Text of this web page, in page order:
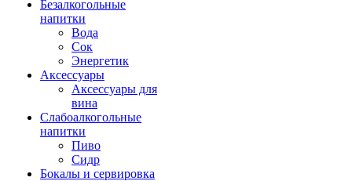
Безалкогольные
напитки
Вода
Сок
Энергетик
Аксессуары
Аксессуары для
вина
Слабоалкогольные
напитки
Пиво
Сидр
Бокалы и сервировка